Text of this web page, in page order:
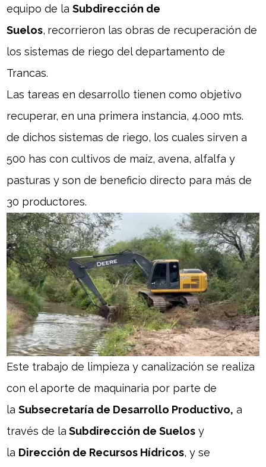
equipo de laSubdirección de
Suelos, recorrieron las obras de recuperación de
los sistemas de riego del departamento de
Trancas.
Las tareas en desarrollo tienen como objetivo
recuperar, en una primera instancia, 4.000 mts.
de dichos sistemas de riego, los cuales sirven a
500 has con cultivos de maíz, avena, alfalfa y
pasturas y son de beneficio directo para más de
30 productores.
Este trabajo de limpieza y canalización se realiza
con el aporte de maquinaria por parte de
laSubsecretaría de Desarrollo Productivo, a
través de la Subdirección de Suelos y
la Dirección de Recursos Hídricos, y se